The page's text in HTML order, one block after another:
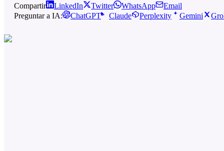
Compartir LinkedIn Twitter WhatsApp
Email
Preguntar a IA:
ChatGPT Claude Perplexity Gemini